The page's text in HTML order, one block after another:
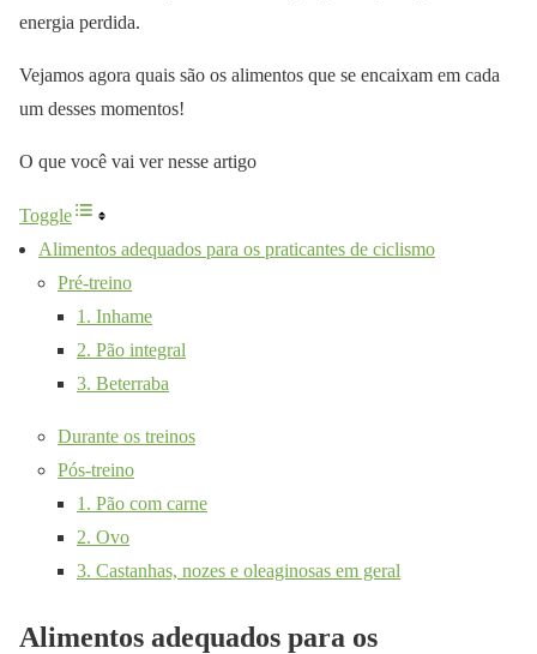
energia perdida.
Vejamos agora quais são os alimentos que se encaixam em cada
um desses momentos!
O que você vai ver nesse artigo
Toggle
Alimentos adequados para os praticantes de ciclismo
Pré-treino
1. Inhame
2. Pão integral
3. Beterraba
Durante os treinos
Pós-treino
1. Pão com carne
2. Ovo
3. Castanhas, nozes e oleaginosas em geral
Alimentos adequados para os